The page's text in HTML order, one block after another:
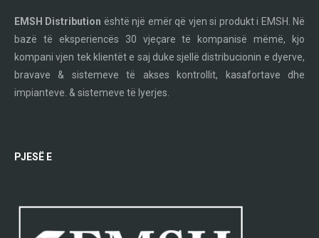
EMSH Distribution është një emër që vjen si produkt i EMSH. Në
bazë të eksperiencës 30 vjeçare të kompanisë mëmë, kjo
kompani vjen tek klientët e saj duke sjellë distribucionin e dyerve,
bravave & sistemeve të akses kontrollit, kasafortave dhe
impianteve. & sistemeve të lyerjes.
PJESË E